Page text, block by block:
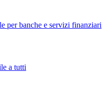
per banche e servizi finanziari
a tutti